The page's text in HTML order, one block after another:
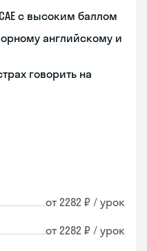
с высоким баллом
английскому и
говорить на
от 2282 ₽ / урок
от 2282 ₽ / урок